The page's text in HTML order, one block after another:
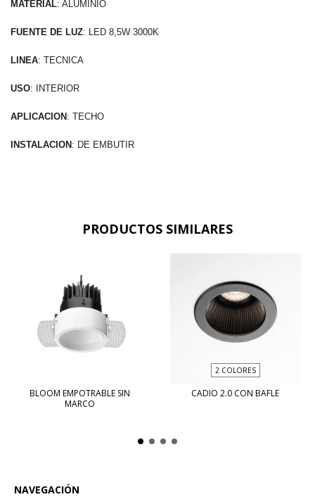
MATERIAL: ALUMINIO
FUENTE DE LUZ: LED 8,5W 3000K
LINEA: TECNICA
USO: INTERIOR
APLICACION: TECHO
INSTALACION: DE EMBUTIR
PRODUCTOS SIMILARES
BLOOM EMPOTRABLE SIN
MARCO
2 COLORES
CADIO 2.0 CON BAFLE
NAVEGACIÓN